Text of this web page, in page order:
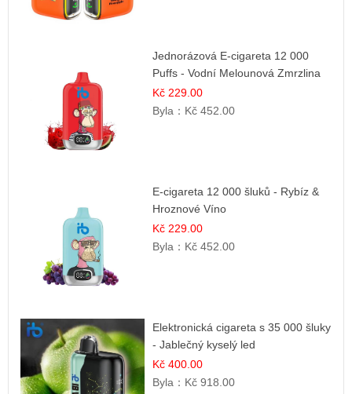
Jednorázová E-cigareta 12 000
Puffs - Vodní Melounová Zmrzlina
Kč 229.00
Byla： Kč 452.00
E-cigareta 12 000 šluků - Rybíz &
Hroznové Víno
Kč 229.00
Byla： Kč 452.00
Elektronická cigareta s 35 000 šluky
- Jablečný kyselý led
Kč 400.00
Byla： Kč 918.00